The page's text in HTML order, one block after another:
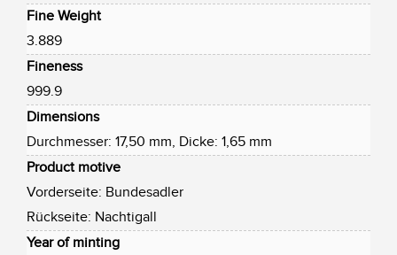
Fine Weight
3.889
Fineness
999.9
Dimensions
Durchmesser: 17,50 mm, Dicke: 1,65 mm
Product motive
Vorderseite: Bundesadler
Rückseite: Nachtigall
Year of minting